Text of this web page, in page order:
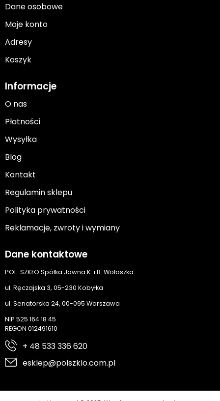
Dane osobowe
Moje konto
Adresy
Koszyk
Informacje
O nas
Płatności
Wysyłka
Blog
Kontakt
Regulamin sklepu
Polityka prywatności
Reklamacje, zwroty i wymiany
Dane kontaktowe
POL-SZKŁO Spółka Jawna K. i B. Wołoszka
ul. Ręczajska 3, 05-230 Kobyłka
ul. Senatorska 24, 00-095 Warszawa
NIP 525 164 18 45
REGON 012491610
+ 48 533 336 620
esklep@polszklo.com.pl